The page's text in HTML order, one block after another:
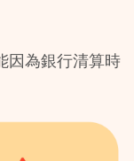
因為銀行清算時